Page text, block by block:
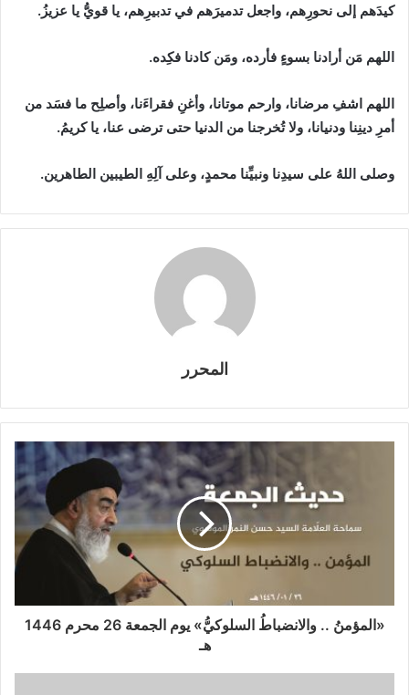
كيدَهم إلى نحورِهم، واجعل تدميرَهم في تدبيرِهم، يا قويُّ يا عزيزُ.
اللهم مَن أرادنا بسوءٍ فأرده، ومَن كادنا فكِده.
اللهم اشفِ مرضانا، وارحم موتانا، وأغنِ فقراءَنا، وأصلِح ما فسَد من
أمرِ دينِنا ودنيانا، ولا تُخرجنا من الدنيا حتى ترضى عنا، يا كريمُ.
وصلى اللهُ على سيدِنا ونبيِّنا محمدٍ، وعلى آلِهِ الطيبين الطاهرين.
المحرر
«المؤمنُ .. والانضباطُ السلوكيُّ» يوم الجمعة 26 محرم 1446
هـ